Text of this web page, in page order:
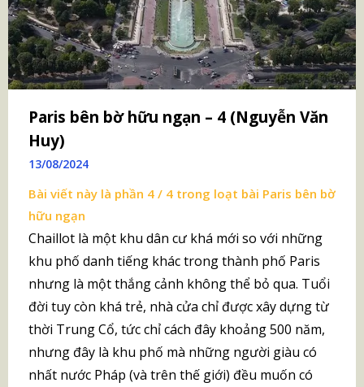
Paris bên bờ hữu ngạn – 4 (Nguyễn Văn
Huy)
13/08/2024
Bài viết này là phần 4 / 4 trong loạt bài Paris bên bờ
hữu ngạn
Chaillot là một khu dân cư khá mới so với những
khu phố danh tiếng khác trong thành phố Paris
nhưng là một thắng cảnh không thể bỏ qua. Tuổi
đời tuy còn khá trẻ, nhà cửa chỉ được xây dựng từ
thời Trung Cổ, tức chỉ cách đây khoảng 500 năm,
nhưng đây là khu phố mà những người giàu có
nhất nước Pháp (và trên thế giới) đều muốn có